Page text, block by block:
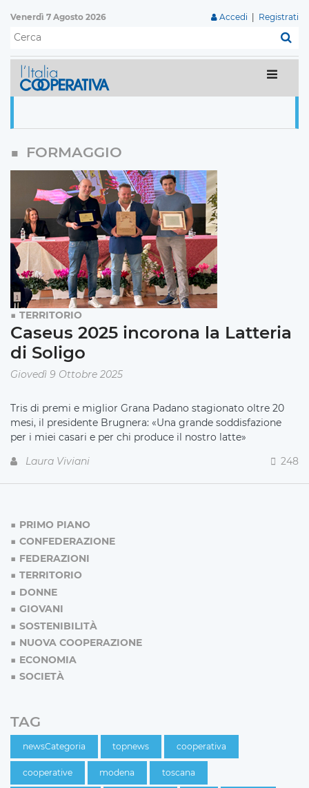
Venerdì 7 Agosto 2026 Accedi Registrati
FORMAGGIO
TERRITORIO
Caseus 2025 incorona la Latteria
di Soligo
Giovedì 9 Ottobre 2025
Tris di premi e miglior Grana Padano stagionato oltre 20
mesi, il presidente Brugnera: «Una grande soddisfazione
per i miei casari e per chi produce il nostro latte»
Laura Viviani
248
PRIMO PIANO
CONFEDERAZIONE
FEDERAZIONI
TERRITORIO
DONNE
GIOVANI
SOSTENIBILITÀ
NUOVA COOPERAZIONE
ECONOMIA
SOCIETÀ
TAG
newsCategoria topnews cooperativa
cooperative modena toscana